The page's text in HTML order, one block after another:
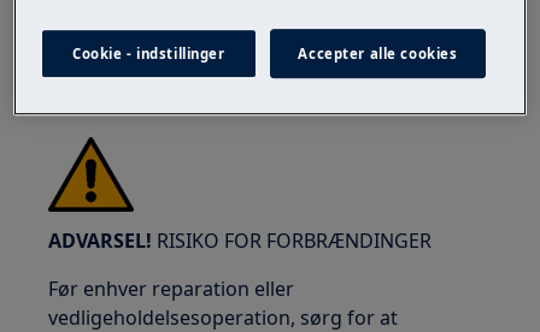
Brug sikkerhedsbriller, hvis du udfører
vedligeholdelses- eller reparationsarbejde, der
ADVARSEL! RISIKO FOR FORBRÆNDINGER
Før enhver reparation eller
vedligeholdelsesoperation, sørg for at
Cookie - indstillinger Accepter alle cookies